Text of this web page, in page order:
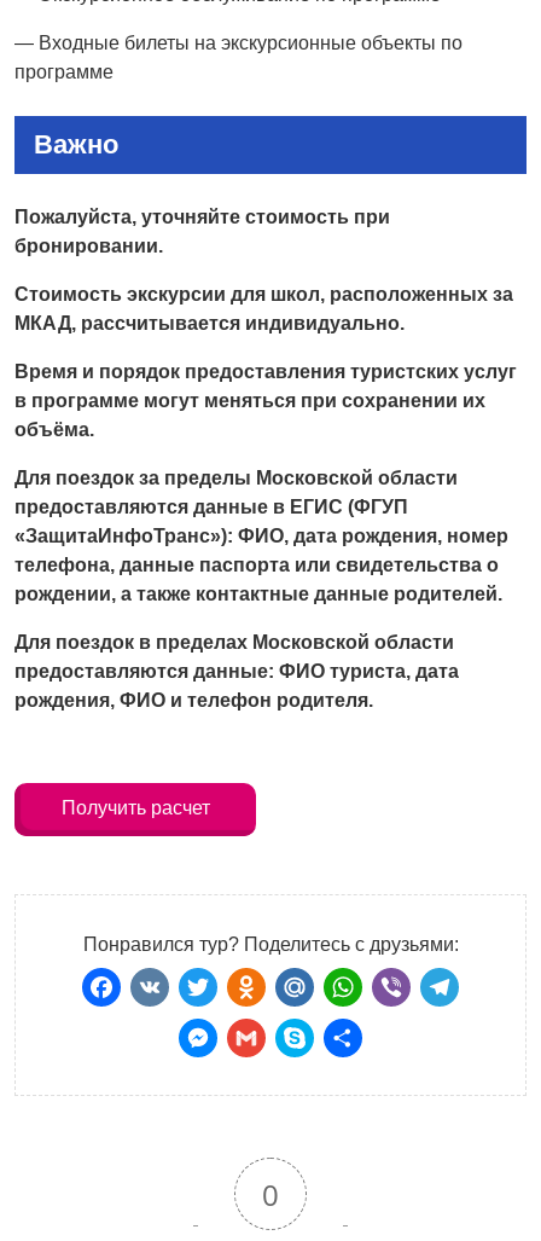
— Входные билеты на экскурсионные объекты по
программе
Важно
Пожалуйста, уточняйте стоимость при
бронировании.
Стоимость экскурсии для школ, расположенных за
МКАД, рассчитывается индивидуально.
Время и порядок предоставления туристских услуг
в программе могут меняться при сохранении их
объёма.
Для поездок за пределы Московской области
предоставляются данные в ЕГИС (ФГУП
«ЗащитаИнфоТранс»): ФИО, дата рождения, номер
телефона, данные паспорта или свидетельства о
рождении, а также контактные данные родителей.
Для поездок в пределах Московской области
предоставляются данные: ФИО туриста, дата
рождения, ФИО и телефон родителя.
Получить расчет
Понравился тур? Поделитесь с друзьями:
Facebook
VKTwitter
Odnoklassniki
Mail.Ru
WhatsApp
Отправить
0